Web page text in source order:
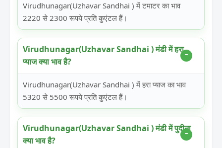
Virudhunagar(Uzhavar Sandhai ) में टमाटर का भाव
2220 से 2300 रूपये प्रति कुएंटल हैं।
Virudhunagar(Uzhavar Sandhai ) मंडी में हरा
प्याज क्या भाव है?
Virudhunagar(Uzhavar Sandhai ) में हरा प्याज का भाव
5320 से 5500 रूपये प्रति कुएंटल हैं।
Virudhunagar(Uzhavar Sandhai ) मंडी में पुदीना
क्या भाव है?